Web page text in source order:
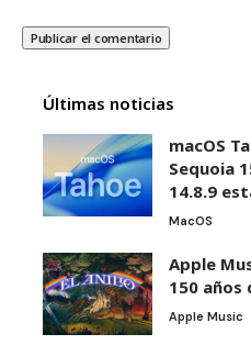
Últimas noticias
macOS
Sequoia
14.8.9
MacOS
Apple
150 años
Apple Music